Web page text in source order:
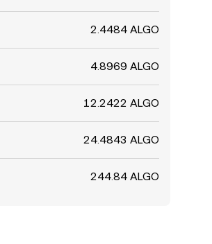
2.4484 ALGO
4.8969 ALGO
12.2422 ALGO
24.4843 ALGO
244.84 ALGO